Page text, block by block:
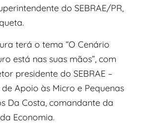
do SEBRAE/PR,
terá o tema “O Cenário
está nas suas mãos”, com
presidente do SEBRAE –
Apoio às Micro e Pequenas
Da Costa, comandante da
Economia.